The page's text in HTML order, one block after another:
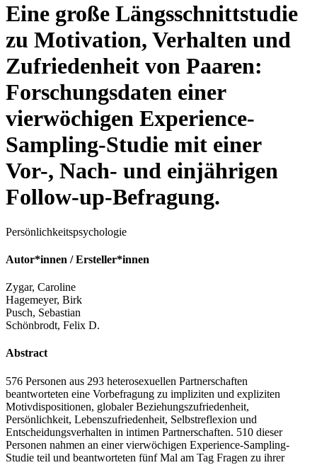
Eine große Längsschnittstudie
zu Motivation, Verhalten und
Zufriedenheit von Paaren:
Forschungsdaten einer
vierwöchigen Experience-
Sampling-Studie mit einer
Vor-, Nach- und einjährigen
Follow-up-Befragung.
Persönlichkeitspsychologie
Autor*innen / Ersteller*innen
Zygar, Caroline
Hagemeyer, Birk
Pusch, Sebastian
Schönbrodt, Felix D.
Abstract
576 Personen aus 293 heterosexuellen Partnerschaften
beantworteten eine Vorbefragung zu impliziten und expliziten
Motivdispositionen, globaler Beziehungszufriedenheit,
Persönlichkeit, Lebenszufriedenheit, Selbstreflexion und
Entscheidungsverhalten in intimen Partnerschaften. 510 dieser
Personen nahmen an einer vierwöchigen Experience-Sampling-
Studie teil und beantworteten fünf Mal am Tag Fragen zu ihrer